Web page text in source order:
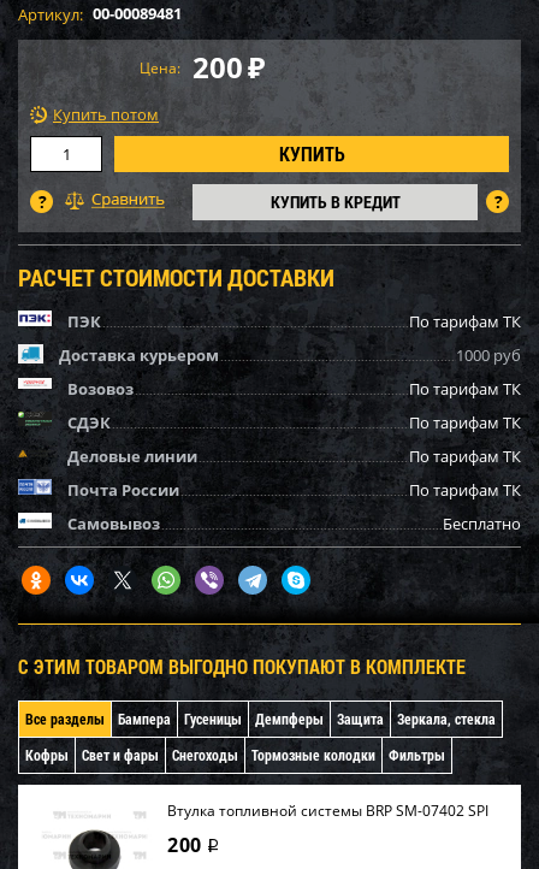
Артикул: 00-00089481
Цена: 200₽
Купить потом
КУПИТЬ В КРЕДИТ
РАСЧЕТ СТОИМОСТИ ДОСТАВКИ
ПЭК
По тарифам ТК
Доставка курьером
1000 руб
Возовоз
По тарифам ТК
СДЭК
По тарифам ТК
Деловые линии
По тарифам ТК
Почта России
По тарифам ТК
Самовывоз
Бесплатно
С ЭТИМ ТОВАРОМ ВЫГОДНО ПОКУПАЮТ В КОМПЛЕКТЕ
Все разделы Бампера Гусеницы Демпферы Защита
Зеркала, стекла
Кофры
Свет и фары Снегоходы Тормозные колодки Фильтры
Втулка топливной системы BRP SM-07402 SPI
200 i